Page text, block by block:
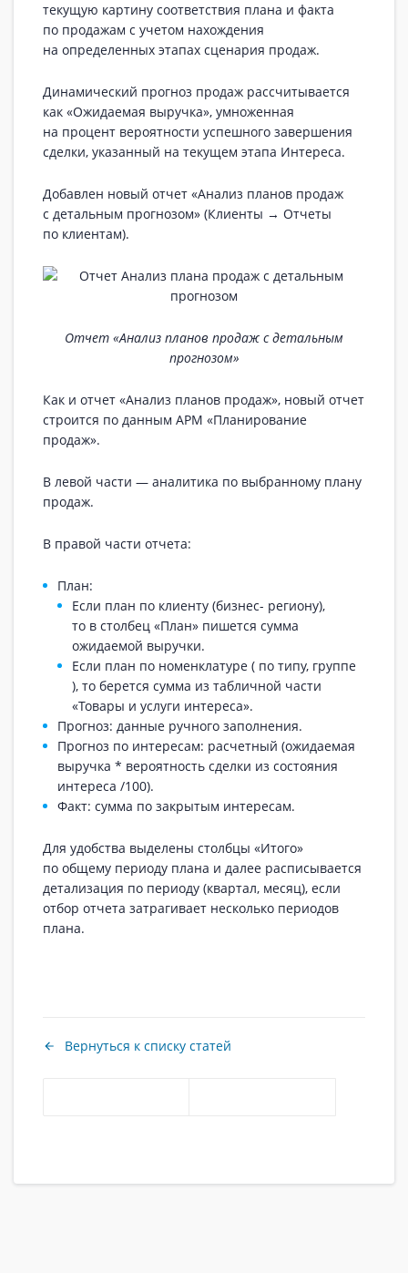
текущую картину соответствия плана и факта
по продажам с учетом нахождения
на определенных этапах сценария продаж.
Динамический прогноз продаж рассчитывается
как «Ожидаемая выручка», умноженная
на процент вероятности успешного завершения
сделки, указанный на текущем этапа Интереса.
Добавлен новый отчет «Анализ планов продаж
с детальным прогнозом» (Клиенты → Отчеты
по клиентам).
Отчет «Анализ планов продаж с детальным
прогнозом»
Как и отчет «Анализ планов продаж», новый отчет
строится по данным АРМ «Планирование
продаж».
В левой части — аналитика по выбранному плану
продаж.
В правой части отчета:
План:
Если план по клиенту (бизнес- региону),
то в столбец «План» пишется сумма
ожидаемой выручки.
Если план по номенклатуре ( по типу, группе
), то берется сумма из табличной части
«Товары и услуги интереса».
Прогноз: данные ручного заполнения.
Прогноз по интересам: расчетный (ожидаемая
выручка * вероятность сделки из состояния
интереса /100).
Факт: сумма по закрытым интересам.
Для удобства выделены столбцы «Итого»
по общему периоду плана и далее расписывается
детализация по периоду (квартал, месяц), если
отбор отчета затрагивает несколько периодов
плана.
Вернуться к списку статей